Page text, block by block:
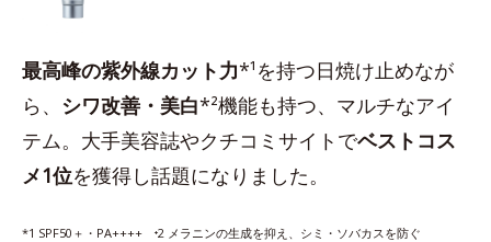
最高峰の紫外線カット力*¹を持つ日焼け止めなが
ら、 シワ改善・美白*²機能も持つ、マルチなアイ
テム。大手美容誌やクチコミサイトでベストコス
メ1位を獲得し話題になりました。
*1 SPF50＋・PA++++ ⁺2 メラニンの生成を抑え、シミ・ソバカスを防ぐ